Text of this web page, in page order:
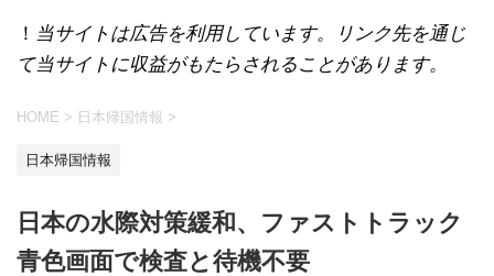
！ 当サイトは広告を利用しています。リンク先を通じ
て当サイトに収益がもたらされることがあります。
HOME > 日本帰国情報 >
日本帰国情報
日本の水際対策緩和、ファストトラック
青色画面で検査と待機不要